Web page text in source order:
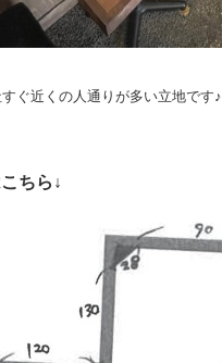
ぐ近くの人通りが多い立地です♪
ちら↓